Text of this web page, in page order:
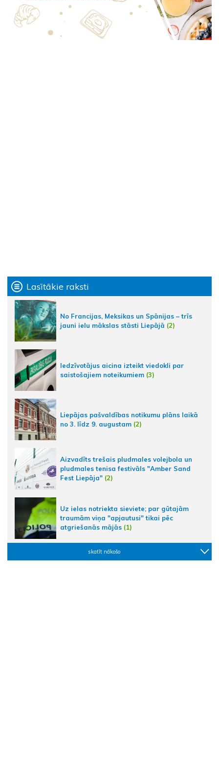
Lasītākie raksti
No Francijas, Meksikas un Spānijas – trīs
jauni ielu mākslas stāsti Liepājā (2)
Iedzīvotājus aicina izteikt viedokli par
saistošajiem noteikumiem (3)
Liepājas pašvaldības notikumu plāns laikā
no 3. līdz 9. augustam (2)
Aizvadīts trešais pludmales volejbola un
pludmales tenisa festivāls "Amber Sand
Fest Liepāja" (2)
Uz ielas notriekta sieviete; par gūtajām
traumām viņa "apjautusi" tikai pēc
atgriešanās mājās (1)
skatīt nākošo